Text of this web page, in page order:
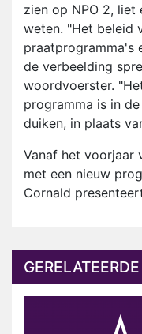
zien op NPO 2, liet
weten. "Het beleid
praatprogramma's
de verbeelding
woordvoerster.
programma is in
duiken, in plaats
Vanaf het voorjaar
met een nieuw
Cornald